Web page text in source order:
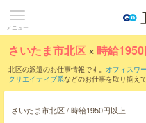
メニュー
さいたま市北区 × 時給
北区の派遣のお仕事情報です。 オフィスワ
クリエイティブ系などのお仕事を取り揃え
さいたま市北区 / 時給1950円以上